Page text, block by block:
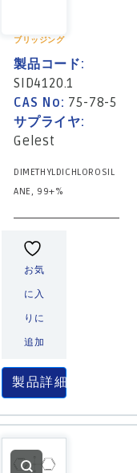
ブリッジング
製品コード:
SID4120.1
CAS No: 75-78-5
サプライヤ:
Gelest
DIMETHYLDICHLOROSIL
ANE, 99+%
お気
に入
りに
追加
製品詳細